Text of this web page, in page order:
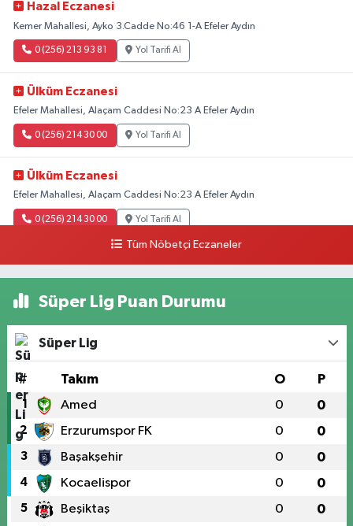
Hazal Eczanesi
Kemer Mahallesi, Ayko 3.Cadde No:46 1-A Efeler Aydın
0 (256) 213 93 81 Yol Tarifi Al
Ülküm Eczanesi
Efeler Mahallesi, Alaçam Caddesi No:23 A Efeler Aydın
0 (256) 214 30 00 Yol Tarifi Al
Ülküm Eczanesi
Efeler Mahallesi, Alaçam Caddesi No:23 A Efeler Aydın
0 (256) 214 30 00 Yol Tarifi Al
Tüm Nöbetçi Eczaneler
Süper Lig Puan Durumu
Süper Lig
# Takım O P
1 Amed 0 0
2 Erzurumspor FK 0 0
3 Başakşehir 0 0
4 Kocaelispor 0 0
5 Beşiktaş 0 0